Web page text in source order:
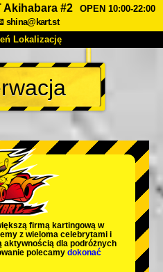
Akihabara #2
OPEN 10:00-22:00
shina@kart.st
Lokalizację
TOP
Cena
Rezerwacja
Tokyo Akihabara#1
Tokyo Bay
Osaka
firmą kartingową w
z wieloma celebrytami i
aktywnością dla podróżnych
polecamy dokonać